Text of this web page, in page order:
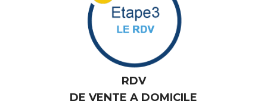
DE VENTE A DOMICILE
Nous nous déplaçons sur RDV au lieu de votre choix pour